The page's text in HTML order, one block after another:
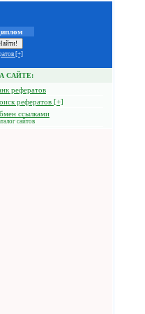
[+]
САЙТЕ:
рефератов
рефератов [+]
ссылками
сайтов